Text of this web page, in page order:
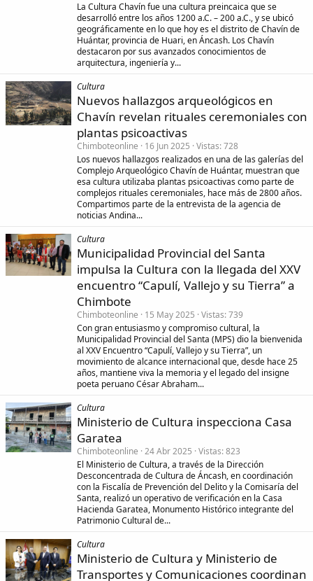
La Cultura Chavín fue una cultura preincaica que se
desarrolló entre los años 1200 a.C. – 200 a.C., y se ubicó
geográficamente en lo que hoy es el distrito de Chavín de
Huántar, provincia de Huari, en Áncash. Los Chavín
destacaron por sus avanzados conocimientos de
arquitectura, ingeniería y...
Cultura
Nuevos hallazgos arqueológicos en
Chavín revelan rituales ceremoniales con
plantas psicoactivas
Chimboteonline 16 Jun 2025 Vistas 728
Los nuevos hallazgos realizados en una de las galerías del
Complejo Arqueológico Chavín de Huántar, muestran que
esa cultura utilizaba plantas psicoactivas como parte de
complejos rituales ceremoniales, hace más de 2800 años.
Compartimos parte de la entrevista de la agencia de
noticias Andina...
Cultura
Municipalidad Provincial del Santa
impulsa la Cultura con la llegada del XXV
encuentro “Capulí, Vallejo y su Tierra” a
Chimbote
Chimboteonline 15 May 2025 Vistas 739
Con gran entusiasmo y compromiso cultural, la
Municipalidad Provincial del Santa (MPS) dio la bienvenida
al XXV Encuentro “Capulí, Vallejo y su Tierra”, un
movimiento de alcance internacional que, desde hace 25
años, mantiene viva la memoria y el legado del insigne
poeta peruano César Abraham...
Cultura
Ministerio de Cultura inspecciona Casa
Garatea
Chimboteonline 24 Abr 2025 Vistas 823
El Ministerio de Cultura, a través de la Dirección
Desconcentrada de Cultura de Áncash, en coordinación
con la Fiscalía de Prevención del Delito y la Comisaría del
Santa, realizó un operativo de verificación en la Casa
Hacienda Garatea, Monumento Histórico integrante del
Patrimonio Cultural de...
Cultura
Ministerio de Cultura y Ministerio de
Transportes y Comunicaciones coordinan